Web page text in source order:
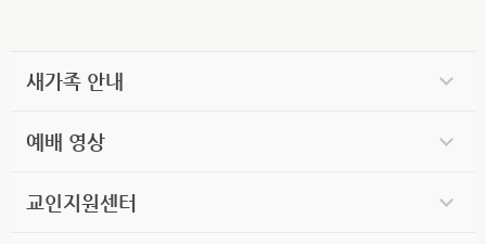
새가족 안내
예배 영상
교인지원센터